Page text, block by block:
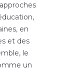
en
et des
le
un